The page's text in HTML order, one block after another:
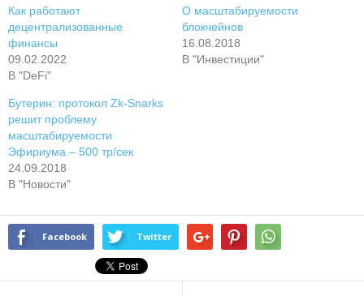
Как работают
децентрализованные
финансы
09.02.2022
В "DeFi"
О масштабируемости
блокчейнов
16.08.2018
В "Инвестиции"
Бутерин: протокол Zk-Snarks
решит проблему
масштабируемости
Эфириума – 500 тр/сек
24.09.2018
В "Новости"
Facebook Twitter